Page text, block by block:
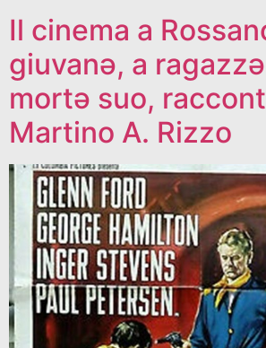
Il cinema a
giuvanə, a
mortə suo,
Martino A. Rizzo